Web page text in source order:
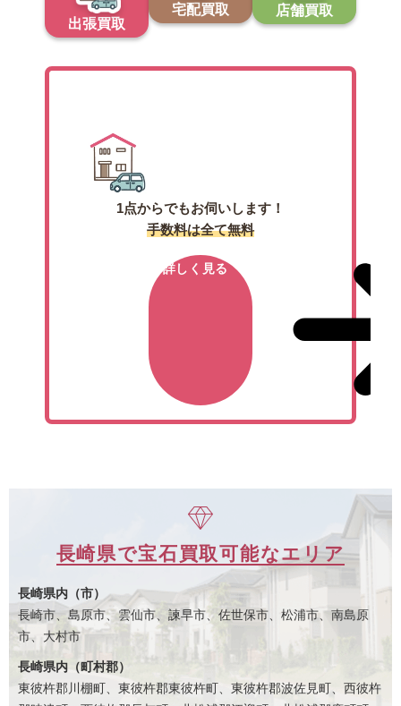
出張買取
宅配買取 店舗買取
1点からでもお伺いします！
手数料は全て無料
詳しく見る
長崎県で宝石買取可能なエリア
長崎県内（市）
長崎市、島原市、雲仙市、諫早市、佐世保市、松浦市、南島原
市、大村市
長崎県内（町村郡）
東彼杵郡川棚町、東彼杵郡東彼杵町、東彼杵郡波佐見町、西彼杵